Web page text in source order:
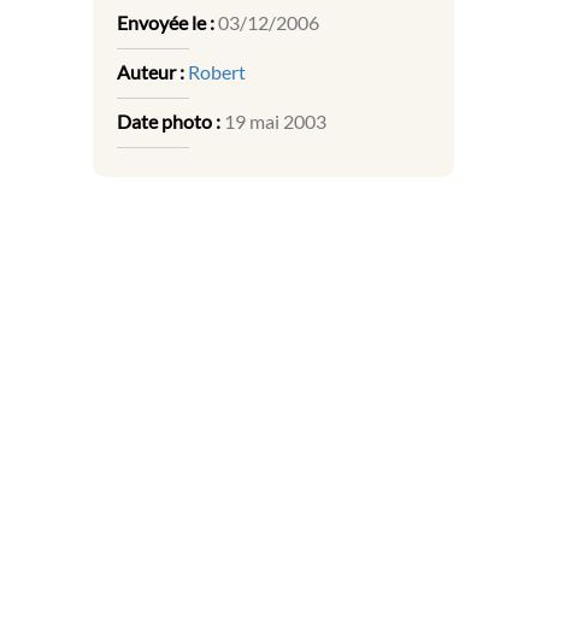
Envoyée le :03/12/2006
Auteur : Robert
Date photo : 19 mai 2003